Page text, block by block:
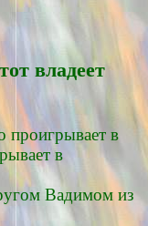
владеет
проигрывает в
в
Вадимом из